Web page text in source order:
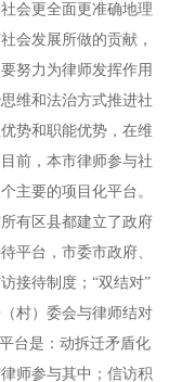
会更全面更准确地理
会发展所做的贡献，
努力为律师发挥作用
维和法治方式推进社
势和职能优势，在维
前，本市律师参与社
主要的项目化平台。
有区县都建立了政府
平台，市委市政府、
接待制度；“双结对”
村）委会与律师结对
台是：动拆迁矛盾化
师参与其中；信访积